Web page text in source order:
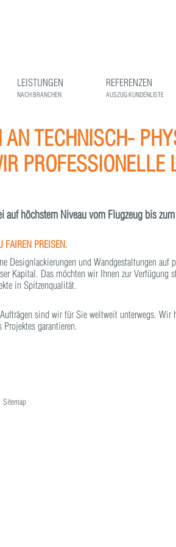
LEISTUNGEN
NACH BRANCHEN
REFERENZEN
AUSZUG KUNDENLISTE
TECHNISCH-
PROFESSIONELLE
höchstem Niveau vom Flugzeug bis
FAIREN PREISEN.
Designlackierungen und Wandgestaltungen auf
Kapital. Das möchten wir Ihnen zur Verfügung
in Spitzenqualität.
sind wir für Sie weltweit unterwegs. Wir
garantieren.
Sitemap